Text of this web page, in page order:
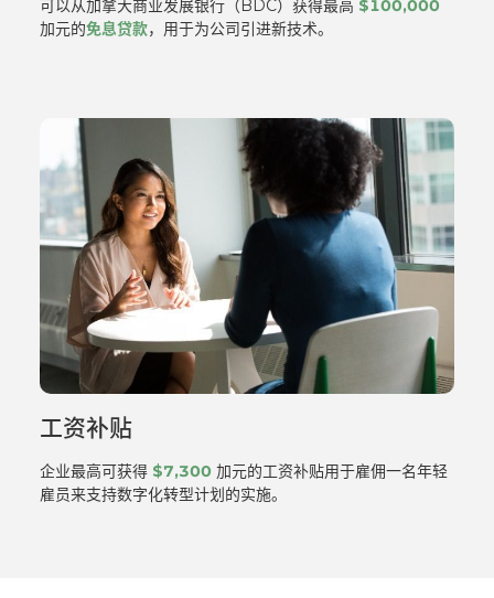
可以从加拿大商业发展银行（BDC）获得最高 $100,000
加元的免息贷款，用于为公司引进新技术。
工资补贴
企业最高可获得 $7,300 加元的工资补贴用于雇佣一名年轻
雇员来支持数字化转型计划的实施。